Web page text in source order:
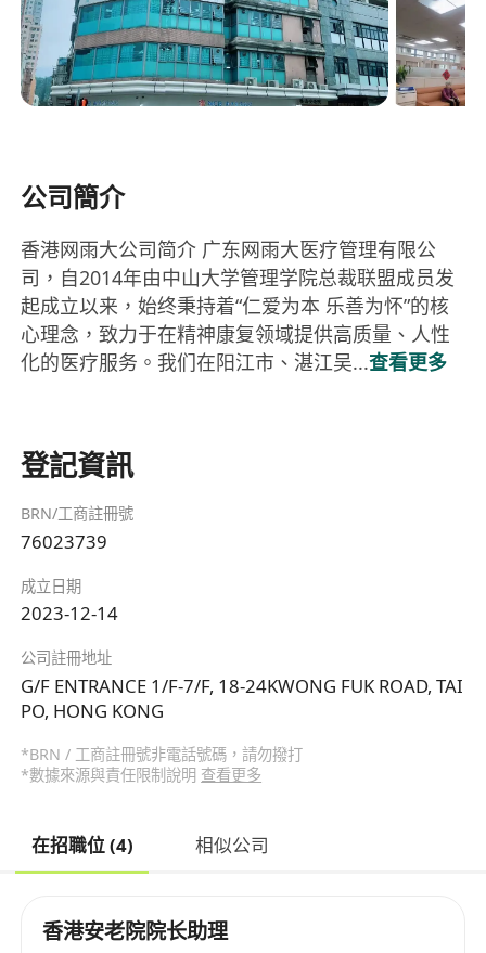
公司簡介
香港网雨大公司简介 广东网雨大医疗管理有限公
司，自2014年由中山大学管理学院总裁联盟成员发
起成立以来，始终秉持着“仁爱为本 乐善为怀”的核
心理念，致力于在精神康复领域提供高质量、人性
化的医疗服务。我们在阳江市、湛江吴...查看更多
登記資訊
BRN/工商註冊號
76023739
成立日期
2023-12-14
公司註冊地址
G/F ENTRANCE 1/F-7/F, 18-24KWONG FUK ROAD, TAI
PO, HONG KONG
*BRN / 工商註冊號非電話號碼，請勿撥打
*數據來源與責任限制說明 查看更多
在招職位 (4) 相似公司
香港安老院院长助理